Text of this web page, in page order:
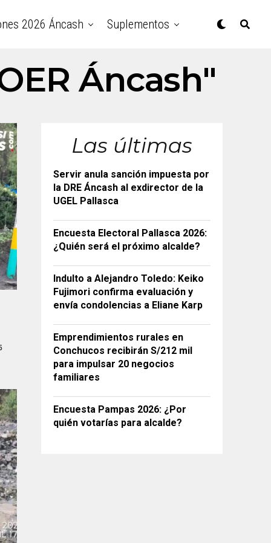
2026 Áncash Suplementos
Áncash"
Las últimas
Servir anula sanción impuesta por
la DRE Áncash al exdirector de la
UGEL Pallasca
Encuesta Electoral Pallasca 2026:
¿Quién será el próximo alcalde?
Indulto a Alejandro Toledo: Keiko
Fujimori confirma evaluación y
envía condolencias a Eliane Karp
Emprendimientos rurales en
Conchucos recibirán S/212 mil
para impulsar 20 negocios
familiares
Encuesta Pampas 2026: ¿Por
quién votarías para alcalde?